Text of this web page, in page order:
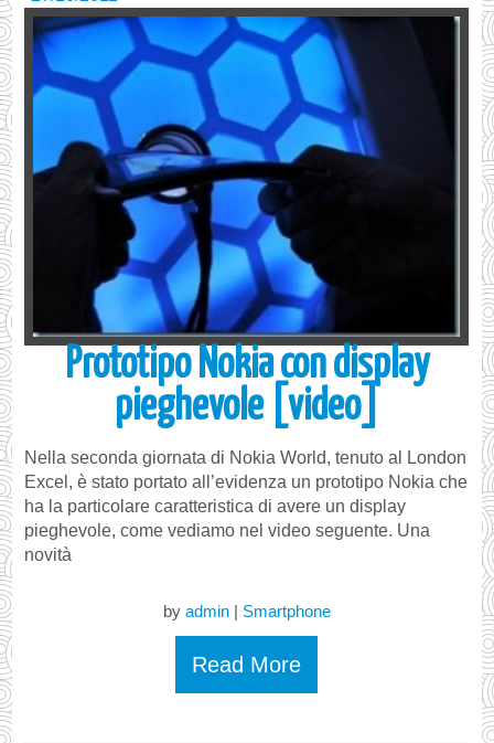
Prototipo Nokia con display
pieghevole [video]
Nella seconda giornata di Nokia World, tenuto al London
Excel, è stato portato all’evidenza un prototipo Nokia che
ha la particolare caratteristica di avere un display
pieghevole, come vediamo nel video seguente. Una
novità
by admin| Smartphone
Read More